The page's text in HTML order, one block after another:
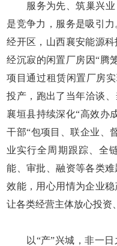
服务为先、筑巢兴业
是竞争力，服务是吸引
经开区，山西襄安能源
经沉寂的闲置厂房因“腾
项目通过租赁闲置厂房
投产，跑出了当年洽谈、
襄垣县持续深化“高效办
干部“包项目、联企业、
业实行全周期跟踪、全
能、审批、融资等各类
效能，用心用情为企业
让各类经营主体放心投资
以“产”兴城，非一日